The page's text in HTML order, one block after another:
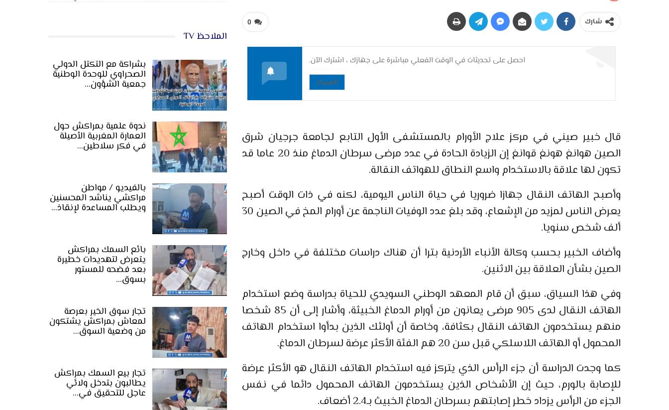
0 شارك
احصل على تحديثات في الوقت الفعلي مباشرة على جهازك ، اشترك الآن.
الاشتراك
قال خبير صيني في مركز علاج الأورام بالمستشفى الأول التابع لجامعة جرجيان شرق
الصين هوانغ هونغ قوانغ إن الزيادة الحادة في عدد مرضى سرطان الدماغ منذ 20 عاما قد
تكون لها علاقة بالاستخدام واسع النطاق للهواتف النقالة.
وأصبح الهاتف النقال جهازا ضروريا في حياة الناس اليومية، لكنه في ذات الوقت أصبح
يعرض الناس لمزيد من الإشعاع، وقد بلغ عدد الوفيات الناجمة عن أورام المخ في الصين 30
ألف شخص سنويا.
وأضاف الخبير بحسب وكالة الأنباء الأردنية بترا أن هناك دراسات مختلفة في داخل وخارج
الصين بشأن العلاقة بين الاثنين.
وفي هذا السياق، سبق أن قام المعهد الوطني السويدي للحياة بدراسة وضع استخدام
الهاتف النقال لدى 905 مرضى يعانون من أورام الدماغ الخبيثة، وأشار إلى أن 85 شخصا
منهم يستخدمون الهاتف النقال بكثافة، وخاصة أن أولئك الذين بدأوا استخدام الهاتف
المحمول أو الهاتف اللاسلكي قبل سن 20 هم الفئة الأكثر عرضة لسرطان الدماغ.
كما وجدت الدراسة أن جزء الرأس الذي يتركز فيه استخدام الهاتف النقال هو الأكثر عرضة
للإصابة بالورم، حيث إن الأشخاص الذين يستخدمون الهاتف المحمول دائما في نفس
الجزء من الرأس يزداد خطر إصابتهم بسرطان الدماغ الخبيث بـ2.4 أضعاف.
الملاحظ TV
بشراكة مع التكتل الدولي
الصحراوي للوحدة الوطنية
جمعية الشؤون…
ندوة علمية بمراكش حول
العمارة المغربية الأصيلة
في فكر سلاطين…
بالفيديو / مواطن
مراكشي يناشد المحسنين
ويطلب المساعدة لإنقاذ…
بائع السمك بمراكش
يتعرض لتهديدات خطيرة
بعد فضحه للمستور
بسوق…
تجار سوق الخير بعرصة
لمعاش بمراكش يشتكون
من وضعية السوق…
تجار بيع السمك بمراكش
يطالبون بتدخل ولائي
عاجل للتحقيق في…